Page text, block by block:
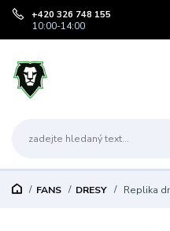
+420 326 748 155
10:00-14:00
FANS DRESY Replika